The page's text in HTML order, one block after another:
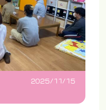
2025/11/15